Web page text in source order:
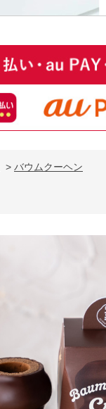
> バウムクーヘン